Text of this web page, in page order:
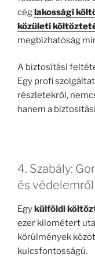
céglakossági
közületi
megbízhatóság
A biztosítási
Egy profi
részletekről,
hanem a
4. Szabály:
és védelemről
Egy külföldi
ezer kilométert
körülmények
kulcsfontosságú.